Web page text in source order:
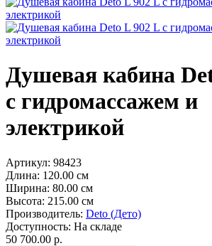
Душевая кабина
с гидромассажем и
электрикой
Артикул: 98423
Длина: 120.00 см
Ширина: 80.00 см
Высота: 215.00 см
Производитель: Deto (Дето)
Доступность: На складе
50 700.00 р.